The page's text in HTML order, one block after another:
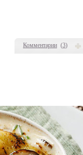
Комментарии (3)